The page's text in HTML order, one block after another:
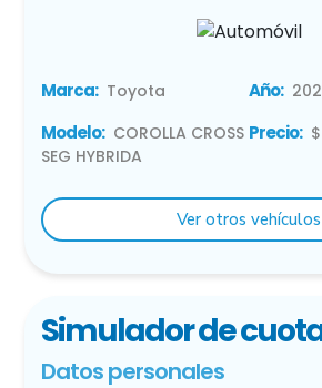
Marca: Toyota
Modelo: COROLLA CROSS
SEG HYBRIDA
Año:
Precio:
Ver otros vehículos
Simulador de
Datos personales